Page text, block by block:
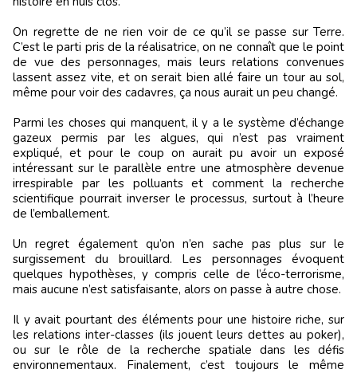
On regrette de ne rien voir de ce qu’il se passe sur Terre.
C’est le parti pris de la réalisatrice, on ne connaît que le point
de vue des personnages, mais leurs relations convenues
lassent assez vite, et on serait bien allé faire un tour au sol,
même pour voir des cadavres, ça nous aurait un peu changé.
Parmi les choses qui manquent, il y a le système d’échange
gazeux permis par les algues, qui n’est pas vraiment
expliqué, et pour le coup on aurait pu avoir un exposé
intéressant sur le parallèle entre une atmosphère devenue
irrespirable par les polluants et comment la recherche
scientifique pourrait inverser le processus, surtout à l’heure
de l’emballement.
Un regret également qu’on n’en sache pas plus sur le
surgissement du brouillard. Les personnages évoquent
quelques hypothèses, y compris celle de l’éco-terrorisme,
mais aucune n’est satisfaisante, alors on passe à autre chose.
Il y avait pourtant des éléments pour une histoire riche, sur
les relations inter-classes (ils jouent leurs dettes au poker),
ou sur le rôle de la recherche spatiale dans les défis
environnementaux. Finalement, c’est toujours le même